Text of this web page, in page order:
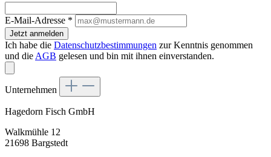
E-Mail-Adresse *
Jetzt anmelden
Ich habe die Datenschutzbestimmungen zur Kenntnis genommen
und die AGB gelesen und bin mit ihnen einverstanden.
Unternehmen
Hagedorn Fisch GmbH
Walkmühle 12
21698 Bargstedt